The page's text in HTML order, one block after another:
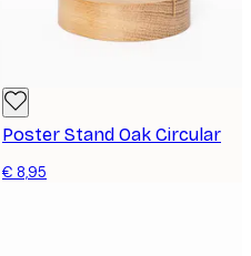
Poster Stand Oak Circular
€ 8,95